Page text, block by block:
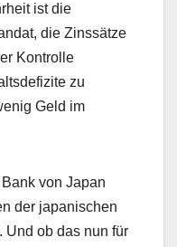
ist die
die Zinssätze
Kontrolle
zu
Geld im
von Japan
der japanischen
Und ob das nun für